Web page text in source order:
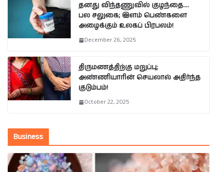
தனது விந்தணுவில் குழந்தை….
பல சலுகை; இளம் பெண்களை
அழைக்கும் உலகப் பிரபலம்!
December 26, 2025
திருமணத்திற்கு மறுப்பு;
அண்ணியாரின் செயலால் அதிர்ந்த
குடும்பம்!
October 22, 2025
Business